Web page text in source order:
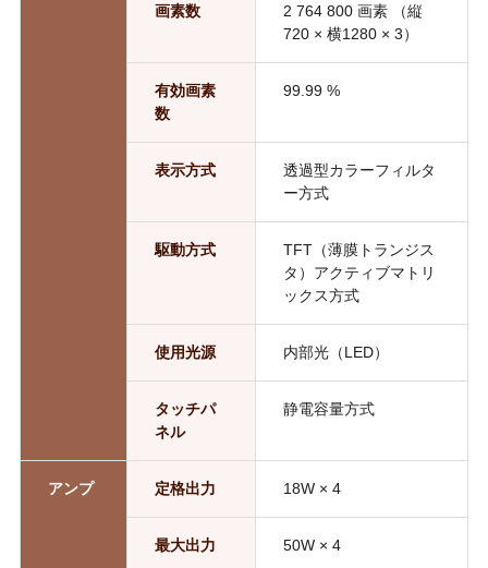
画素数
2 764 800 画素 （縦
720 × 横1280 × 3）
有効画素
数
99.99 %
表示方式
透過型カラーフィルタ
ー方式
駆動方式
TFT（薄膜トランジス
タ）アクティブマトリ
ックス方式
使用光源 内部光（LED）
タッチパ
ネル
静電容量方式
アンプ 定格出力 18W × 4
最大出力 50W × 4